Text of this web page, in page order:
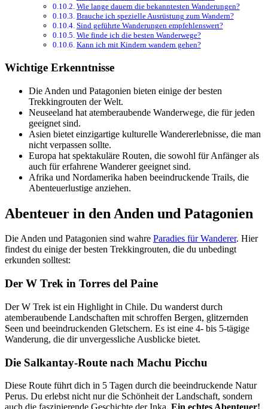
Wie lange dauern die bekanntesten Wanderungen?
Brauche ich spezielle Ausrüstung zum Wandern?
Sind geführte Wanderungen empfehlenswert?
Wie finde ich die besten Wanderwege?
Kann ich mit Kindern wandern gehen?
Wichtige Erkenntnisse
Die Anden und Patagonien bieten einige der besten
Trekkingrouten der Welt.
Neuseeland hat atemberaubende Wanderwege, die für jeden
geeignet sind.
Asien bietet einzigartige kulturelle Wandererlebnisse, die man
nicht verpassen sollte.
Europa hat spektakuläre Routen, die sowohl für Anfänger als
auch für erfahrene Wanderer geeignet sind.
Afrika und Nordamerika haben beeindruckende Trails, die
Abenteuerlustige anziehen.
Abenteuer in den Anden und Patagonien
Die Anden und Patagonien sind wahre Paradies für Wanderer. Hier
findest du einige der besten Trekkingrouten, die du unbedingt
erkunden solltest:
Der W Trek in Torres del Paine
Der W Trek ist ein Highlight in Chile. Du wanderst durch
atemberaubende Landschaften mit schroffen Bergen, glitzernden
Seen und beeindruckenden Gletschern. Es ist eine 4- bis 5-tägige
Wanderung, die dir unvergessliche Ausblicke bietet.
Die Salkantay-Route nach Machu Picchu
Diese Route führt dich in 5 Tagen durch die beeindruckende Natur
Perus. Du erlebst nicht nur die Schönheit der Landschaft, sondern